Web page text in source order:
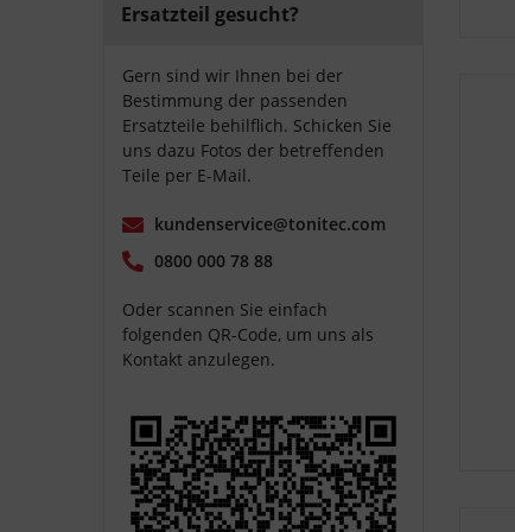
Ersatzteil gesucht?
Gern sind wir Ihnen bei der
Bestimmung der passenden
Ersatzteile behilflich. Schicken Sie
uns dazu Fotos der betreffenden
Teile per E-Mail.
kundenservice@tonitec.com
0800 000 78 88
Oder scannen Sie einfach
folgenden QR-Code, um uns als
Kontakt anzulegen.